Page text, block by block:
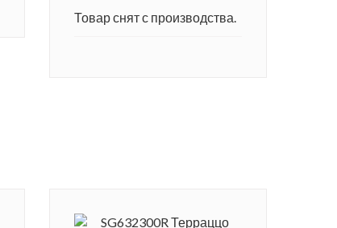
Товар снят с производства.